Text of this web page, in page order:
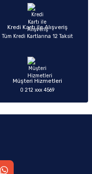
Kredi Kartı ile Alışveriş
Tüm Kredi Kartlarına 12 Taksit
Müşteri Hizmetleri
0 212 xxx 4569